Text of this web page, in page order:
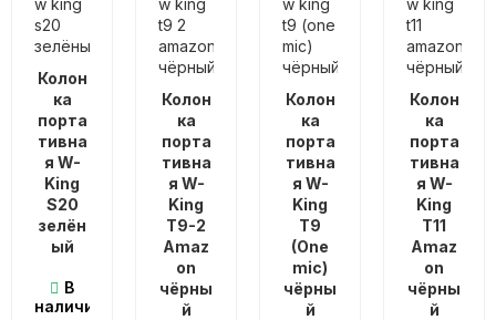
Колон
ка
порта
тивна
я W-
King
S20
зелён
ый
В
наличии
Колон
ка
порта
тивна
я W-
King
T9-2
Amaz
on
чёрны
й
Колон
ка
порта
тивна
я W-
King
T9
(One
mic)
чёрны
й
Колон
ка
порта
тивна
я W-
King
T11
Amaz
on
чёрны
й